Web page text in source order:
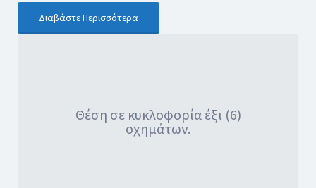
Διαβάστε Περισσότερα
Θέση σε κυκλοφορία έξι (6)
οχημάτων.